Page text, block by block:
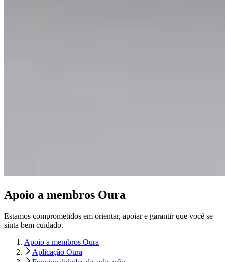
Apoio a membros Oura
Estamos comprometidos em orientar, apoiar e garantir que você se
sinta bem cuidado.
Apoio a membros Oura
Aplicação Oura